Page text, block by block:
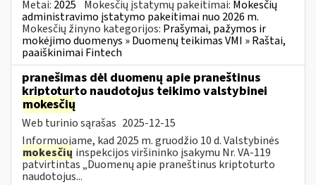
Metai: 2025 Mokesčių įstatymų pakeitimai: Mokesčių
administravimo įstatymo pakeitimai nuo 2026 m.
Mokesčių žinyno kategorijos: Prašymai, pažymos ir
mokėjimo duomenys » Duomenų teikimas VMI » Raštai,
paaiškinimai Fintech
pranešimas dėl duomenų apie praneštinus
kriptoturto naudotojus teikimo valstybinei
mokesčių
Web turinio sąrašas 2025-12-15
Informuojame, kad 2025 m. gruodžio 10 d. Valstybinės
mokesčių inspekcijos viršininko įsakymu Nr. VA-119
patvirtintas „Duomenų apie praneštinus kriptoturto
naudotojus...